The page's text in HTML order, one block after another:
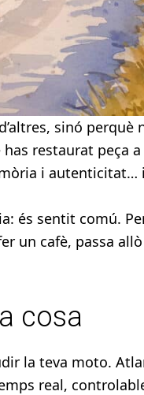
sinó perquè
restaurat peça
i autenticitat…
és sentit comú.
un cafè, passa
cosa
la teva moto.
real,